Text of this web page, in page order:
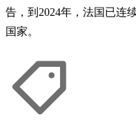
告，到2024年，法国已连
国家。